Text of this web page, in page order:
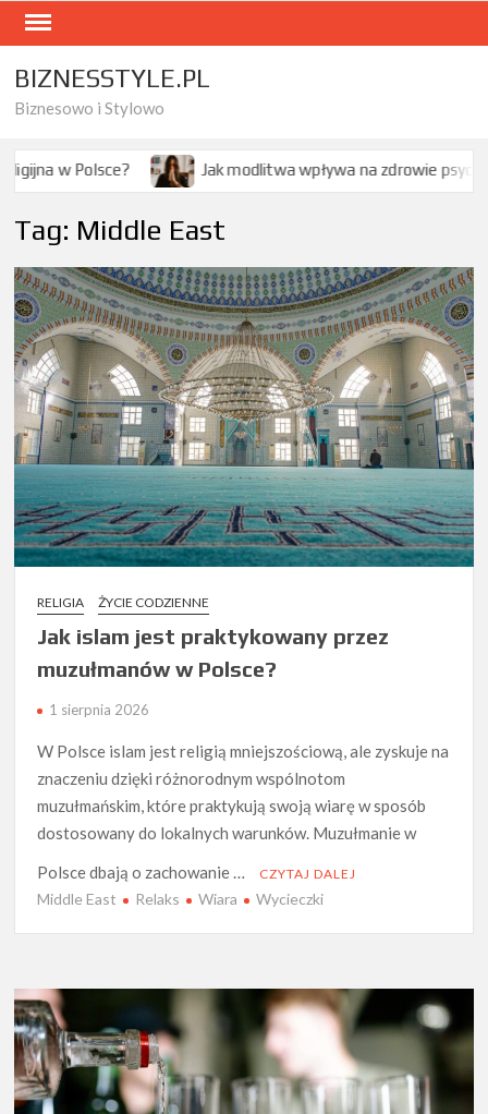
Skip
content
BIZNESSTYLE.PL
Biznesowo i Stylowo
Jak modlitwa wpływa na zdrowie psychiczne – co
Tag: Middle East
RELIGIA ŻYCIE CODZIENNE
Jak islam jest praktykowany przez
muzułmanów w Polsce?
1 sierpnia 2026
W Polsce islam jest religią mniejszościową, ale zyskuje na
znaczeniu dzięki różnorodnym wspólnotom
muzułmańskim, które praktykują swoją wiarę w sposób
dostosowany do lokalnych warunków. Muzułmanie w
Polsce dbają o zachowanie …
CZYTAJ DALEJ
Middle East Relaks Wiara Wycieczki